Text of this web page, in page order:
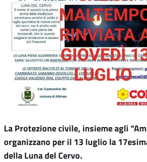
La Protezione civile, insieme agli
organizzano per il 13 luglio la
della Luna del Cervo.